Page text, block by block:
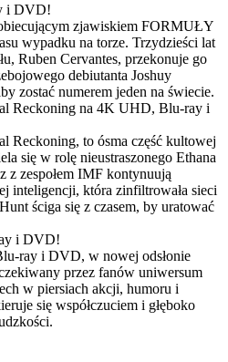
i DVD!
zjawiskiem FORMUŁY
wypadku na torze. Trzydzieści lat
Ruben Cervantes, przekonuje go
debiutanta Joshuy
zostać numerem jeden na świecie.
Reckoning na 4K UHD, Blu-ray i
Reckoning, to ósma część kultowej
się w rolę nieustraszonego Ethana
z zespołem IMF kontynuują
inteligencji, która zinfiltrowała sieci
ściga się z czasem, by uratować
i DVD!
ray i DVD, w nowej odsłonie
przez fanów uniwersum
w piersiach akcji, humoru i
się współczuciem i głęboko